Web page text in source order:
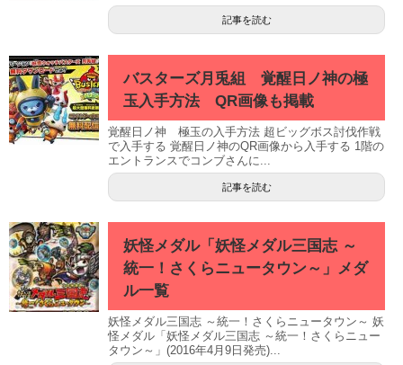
記事を読む
バスターズ月兎組 覚醒日ノ神の極
玉入手方法 QR画像も掲載
覚醒日ノ神 極玉の入手方法 超ビッグボス討伐作戦
で入手する 覚醒日ノ神のQR画像から入手する 1階の
エントランスでコンブさんに...
記事を読む
妖怪メダル「妖怪メダル三国志 ～
統一！さくらニュータウン～」メダ
ル一覧
妖怪メダル三国志 ～統一！さくらニュータウン～ 妖
怪メダル「妖怪メダル三国志 ～統一！さくらニュー
タウン～」(2016年4月9日発売)...